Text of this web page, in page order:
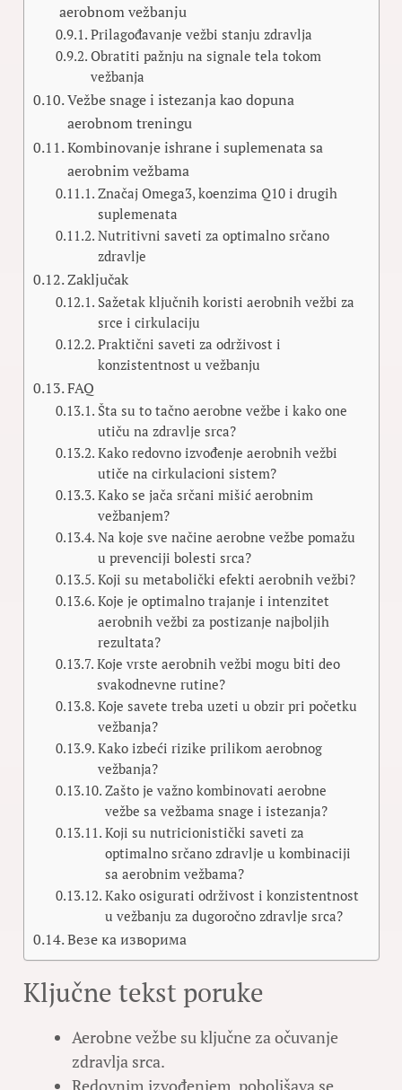
aerobnom vežbanju
Prilagođavanje vežbi stanju zdravlja
Obratiti pažnju na signale tela tokom
vežbanja
Vežbe snage i istezanja kao dopuna
aerobnom treningu
Kombinovanje ishrane i suplemenata sa
aerobnim vežbama
Značaj Omega3, koenzima Q10 i drugih
suplemenata
Nutritivni saveti za optimalno srčano
zdravlje
Zaključak
Sažetak ključnih koristi aerobnih vežbi za
srce i cirkulaciju
Praktični saveti za održivost i
konzistentnost u vežbanju
FAQ
Šta su to tačno aerobne vežbe i kako one
utiču na zdravlje srca?
Kako redovno izvođenje aerobnih vežbi
utiče na cirkulacioni sistem?
Kako se jača srčani mišić aerobnim
vežbanjem?
Na koje sve načine aerobne vežbe pomažu
u prevenciji bolesti srca?
Koji su metabolički efekti aerobnih vežbi?
Koje je optimalno trajanje i intenzitet
aerobnih vežbi za postizanje najboljih
rezultata?
Koje vrste aerobnih vežbi mogu biti deo
svakodnevne rutine?
Koje savete treba uzeti u obzir pri početku
vežbanja?
Kako izbeći rizike prilikom aerobnog
vežbanja?
Zašto je važno kombinovati aerobne
vežbe sa vežbama snage i istezanja?
Koji su nutricionistički saveti za
optimalno srčano zdravlje u kombinaciji
sa aerobnim vežbama?
Kako osigurati održivost i konzistentnost
u vežbanju za dugoročno zdravlje srca?
Везе ка изворима
Ključne tekst poruke
Aerobne vežbe su ključne za očuvanje
zdravlja srca.